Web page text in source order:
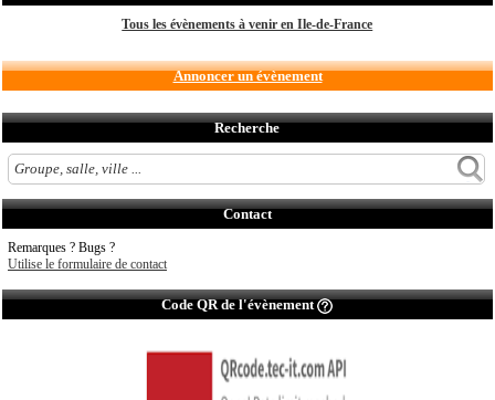
Tous les évènements à venir en Ile-de-France
Annoncer un évènement
Recherche
Contact
Remarques ? Bugs ?
Utilise le formulaire de contact
Code QR de l'évènement